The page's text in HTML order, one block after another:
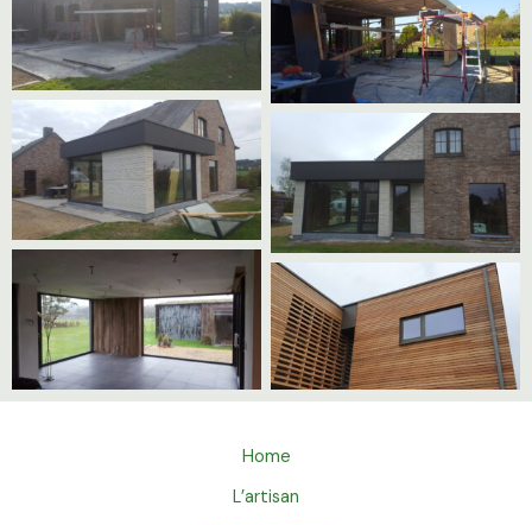
Home
L’artisan